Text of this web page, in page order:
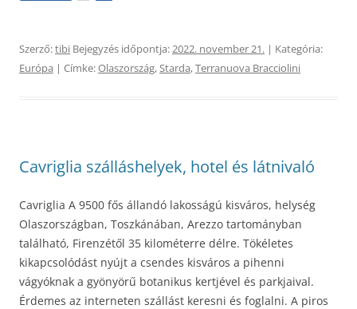
Szerző:tibi Bejegyzés időpontja:2022. november 21. | Kategória:
Európa | Címke:Olaszország,Starda,Terranuova Bracciolini
Cavriglia szálláshelyek, hotel és látnivaló
Cavriglia A 9500 fős állandó lakosságú kisváros, helység
Olaszországban, Toszkánában, Arezzo tartományban
található, Firenzétől 35 kilométerre délre. Tökéletes
kikapcsolódást nyújt a csendes kisváros a pihenni
vágyóknak a gyönyörű botanikus kertjével és parkjaival.
Érdemes az interneten szállást keresni és foglalni. A piros